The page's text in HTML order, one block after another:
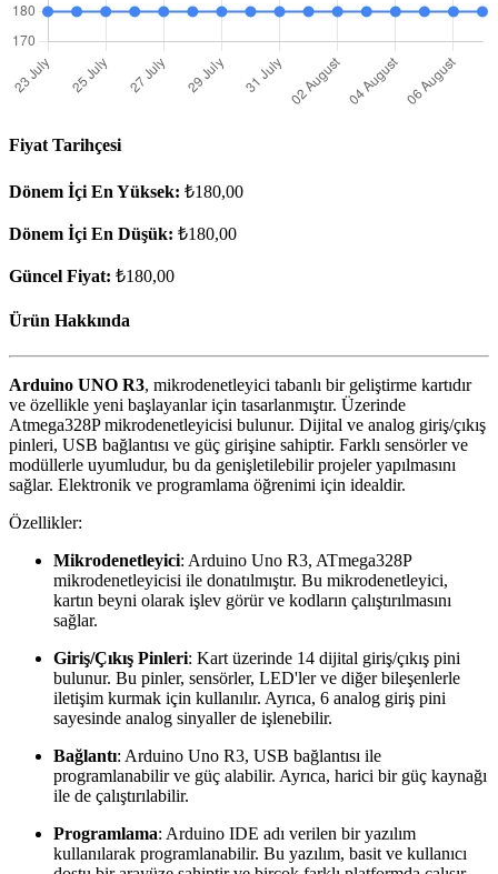
Fiyat Tarihçesi
Dönem İçi En Yüksek: ₺180,00
Dönem İçi En Düşük: ₺180,00
Güncel Fiyat: ₺180,00
Ürün Hakkında
Arduino UNO R3, mikrodenetleyici tabanlı bir geliştirme kartıdır
ve özellikle yeni başlayanlar için tasarlanmıştır. Üzerinde
Atmega328P mikrodenetleyicisi bulunur. Dijital ve analog giriş/çıkış
pinleri, USB bağlantısı ve güç girişine sahiptir. Farklı sensörler ve
modüllerle uyumludur, bu da genişletilebilir projeler yapılmasını
sağlar. Elektronik ve programlama öğrenimi için idealdir.
Özellikler:
Mikrodenetleyici: Arduino Uno R3, ATmega328P
mikrodenetleyicisi ile donatılmıştır. Bu mikrodenetleyici,
kartın beyni olarak işlev görür ve kodların çalıştırılmasını
sağlar.
Giriş/Çıkış Pinleri: Kart üzerinde 14 dijital giriş/çıkış pini
bulunur. Bu pinler, sensörler, LED'ler ve diğer bileşenlerle
iletişim kurmak için kullanılır. Ayrıca, 6 analog giriş pini
sayesinde analog sinyaller de işlenebilir.
Bağlantı: Arduino Uno R3, USB bağlantısı ile
programlanabilir ve güç alabilir. Ayrıca, harici bir güç kaynağı
ile de çalıştırılabilir.
Programlama: Arduino IDE adı verilen bir yazılım
kullanılarak programlanabilir. Bu yazılım, basit ve kullanıcı